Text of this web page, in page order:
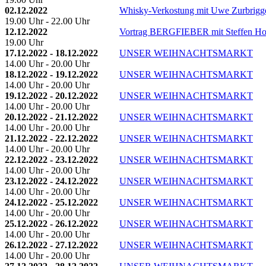
02.12.2022
19.00 Uhr - 22.00 Uhr
Whisky-Verkostung mit Uwe
12.12.2022
19.00 Uhr
Vortrag BERGFIEBER mit Steffen
17.12.2022 - 18.12.2022
14.00 Uhr - 20.00 Uhr
UNSER WEIHNACHTSMARKT
18.12.2022 - 19.12.2022
14.00 Uhr - 20.00 Uhr
UNSER WEIHNACHTSMARKT
19.12.2022 - 20.12.2022
14.00 Uhr - 20.00 Uhr
UNSER WEIHNACHTSMARKT
20.12.2022 - 21.12.2022
14.00 Uhr - 20.00 Uhr
UNSER WEIHNACHTSMARKT
21.12.2022 - 22.12.2022
14.00 Uhr - 20.00 Uhr
UNSER WEIHNACHTSMARKT
22.12.2022 - 23.12.2022
14.00 Uhr - 20.00 Uhr
UNSER WEIHNACHTSMARKT
23.12.2022 - 24.12.2022
14.00 Uhr - 20.00 Uhr
UNSER WEIHNACHTSMARKT
24.12.2022 - 25.12.2022
14.00 Uhr - 20.00 Uhr
UNSER WEIHNACHTSMARKT
25.12.2022 - 26.12.2022
14.00 Uhr - 20.00 Uhr
UNSER WEIHNACHTSMARKT
26.12.2022 - 27.12.2022
14.00 Uhr - 20.00 Uhr
UNSER WEIHNACHTSMARKT